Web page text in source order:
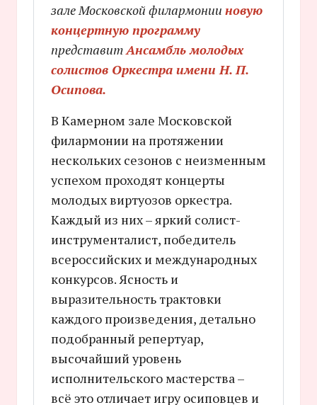
зале Московской филармонии новую
концертную программу
представитАнсамбль молодых
солистов Оркестра имени Н. П.
Осипова.
В Камерном зале Московской
филармонии на протяжении
нескольких сезонов с неизменным
успехом проходят концерты
молодых виртуозов оркестра.
Каждый из них – яркий солист-
инструменталист, победитель
всероссийских и международных
конкурсов. Ясность и
выразительность трактовки
каждого произведения, детально
подобранный репертуар,
высочайший уровень
исполнительского мастерства –
всё это отличает игру осиповцев и